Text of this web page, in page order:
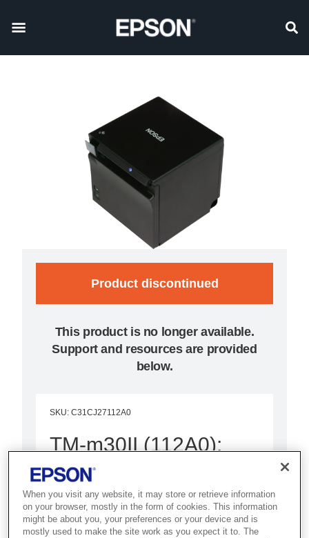
Product discontinued
This product is no longer available.
Support and resources are provided
below.
SKU: C31CJ27112A0
TM-m30II (112A0):
USB + Ethernet +
NES + BT, Black, PS,
UK
When you visit any website, it may store or retrieve information
on your browser, mostly in the form of cookies. This information
might be about you, your preferences or your device and is
mostly used to make the site work as you expect it to. The